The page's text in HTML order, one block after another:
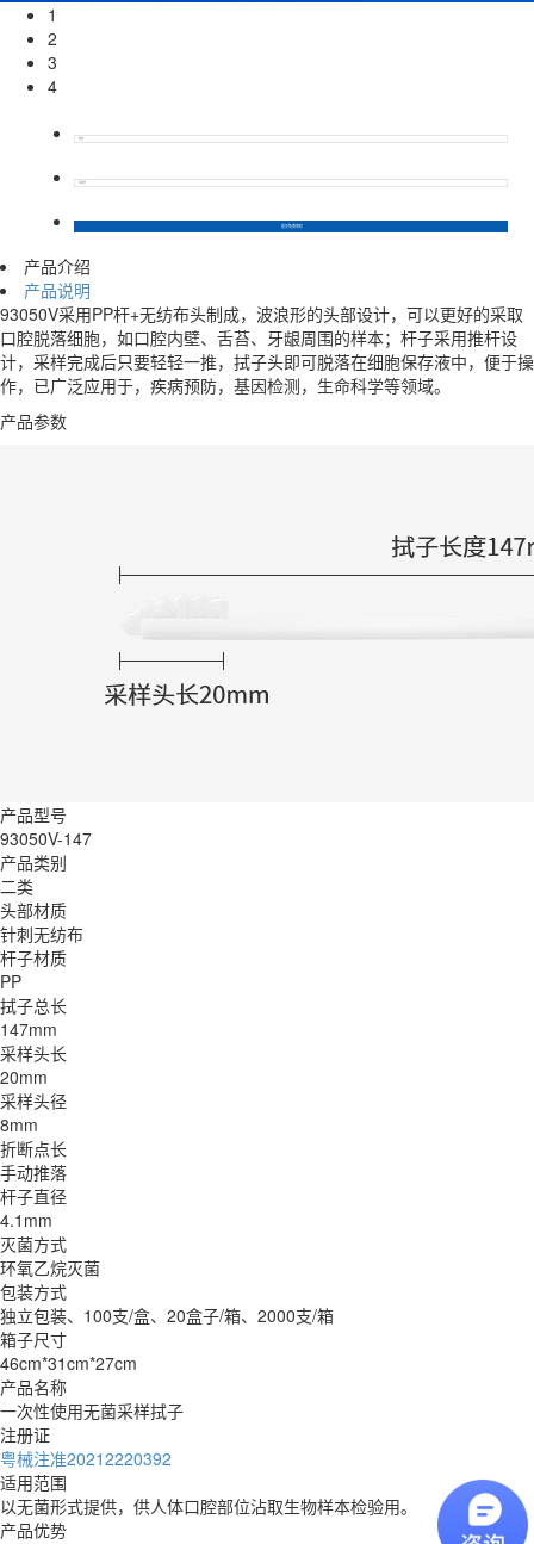
1
2
3
4
产品介绍
产品说明
93050V采用PP杆+无纺布头制成，波浪形的头部设计，可以更好的采取
口腔脱落细胞，如口腔内壁、舌苔、牙龈周围的样本；杆子采用推杆设
计，采样完成后只要轻轻一推，拭子头即可脱落在细胞保存液中，便于操
作，已广泛应用于，疾病预防，基因检测，生命科学等领域。
产品参数
产品型号
93050V-147
产品类别
二类
头部材质
针刺无纺布
杆子材质
PP
拭子总长
147mm
采样头长
20mm
采样头径
8mm
折断点长
手动推落
杆子直径
4.1mm
灭菌方式
环氧乙烷灭菌
包装方式
独立包装、100支/盒、20盒子/箱、2000支/箱
箱子尺寸
46cm*31cm*27cm
产品名称
一次性使用无菌采样拭子
注册证
粤械注准20212220392
适用范围
以无菌形式提供，供人体口腔部位沾取生物样本检验用。
产品优势